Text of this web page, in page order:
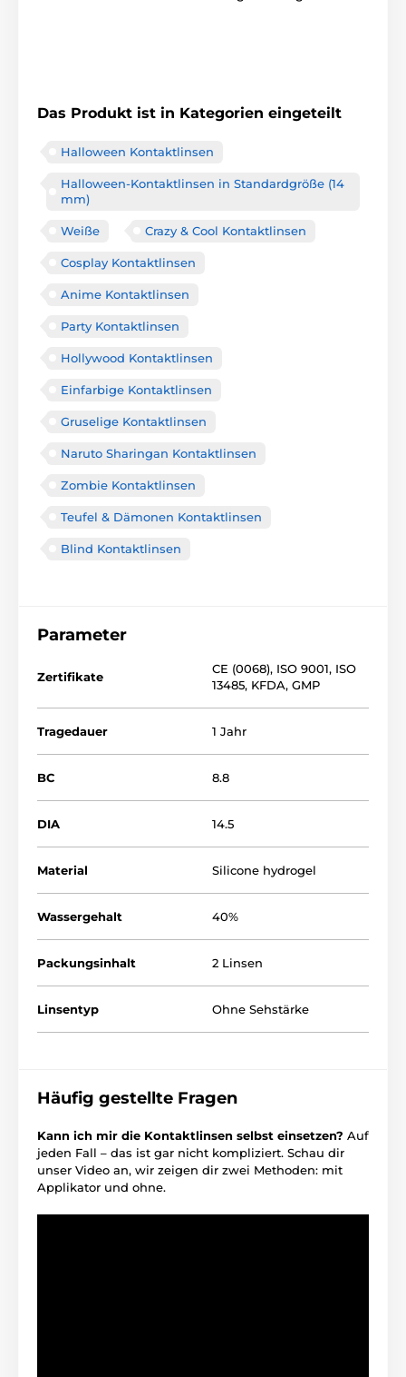
Das Produkt ist in Kategorien eingeteilt
Halloween Kontaktlinsen
Halloween-Kontaktlinsen in Standardgröße (14
mm)
Weiße Crazy & Cool Kontaktlinsen
Cosplay Kontaktlinsen
Anime Kontaktlinsen
Party Kontaktlinsen
Hollywood Kontaktlinsen
Einfarbige Kontaktlinsen
Gruselige Kontaktlinsen
Naruto Sharingan Kontaktlinsen
Zombie Kontaktlinsen
Teufel & Dämonen Kontaktlinsen
Blind Kontaktlinsen
Parameter
Zertifikate
CE (0068), ISO 9001, ISO
13485, KFDA, GMP
Tragedauer 1 Jahr
BC 8.8
DIA 14.5
Material Silicone hydrogel
Wassergehalt 40%
Packungsinhalt 2 Linsen
Linsentyp Ohne Sehstärke
Häufig gestellte Fragen
Kann ich mir die Kontaktlinsen selbst einsetzen? Auf
jeden Fall – das ist gar nicht kompliziert. Schau dir
unser Video an, wir zeigen dir zwei Methoden: mit
Applikator und ohne.